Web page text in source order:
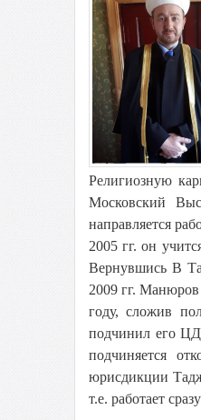
Религиозную
Московский
направляется
2005 гг. он
Вернувшись В
2009 гг.
году, сложив
подчинил его
подчиняется
юрисдикции
т.е. работает